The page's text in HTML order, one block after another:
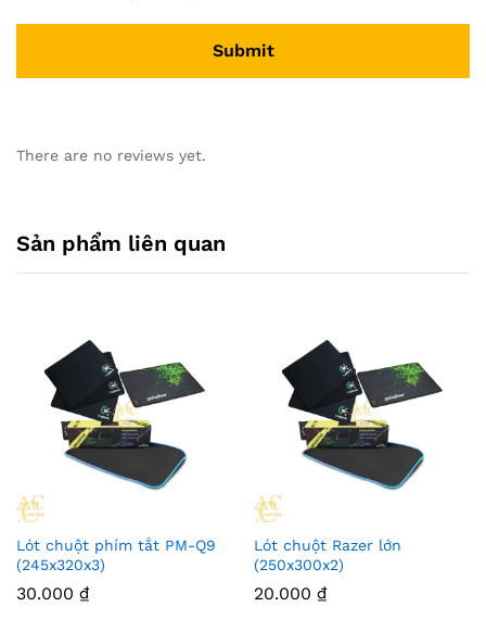
There are no reviews yet.
Sản phẩm liên quan
Lót chuột phím tắt PM-Q9
(245x320x3)
30.000 ₫
Lót chuột Razer lớn
(250x300x2)
20.000 ₫